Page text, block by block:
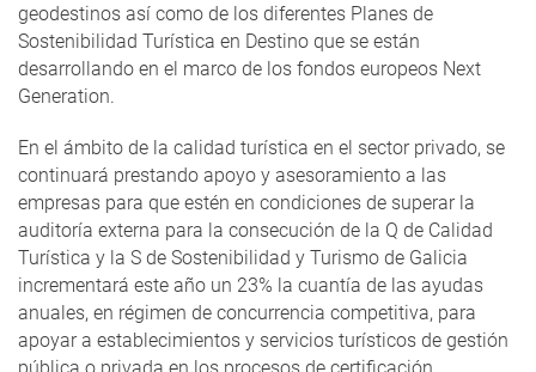
geodestinos así como de los diferentes Planes de
Sostenibilidad Turística en Destino que se están
desarrollando en el marco de los fondos europeos Next
Generation.
En el ámbito de la calidad turística en el sector privado, se
continuará prestando apoyo y asesoramiento a las
empresas para que estén en condiciones de superar la
auditoría externa para la consecución de la Q de Calidad
Turística y la S de Sostenibilidad y Turismo de Galicia
incrementará este año un 23% la cuantía de las ayudas
anuales, en régimen de concurrencia competitiva, para
apoyar a establecimientos y servicios turísticos de gestión